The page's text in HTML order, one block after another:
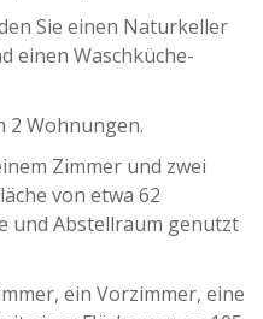
Sie einen Naturkeller
einen Waschküche-
2 Wohnungen.
Zimmer und zwei
von etwa 62
und Abstellraum genutzt
ein Vorzimmer, eine